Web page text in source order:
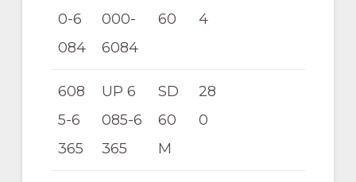
0-6
084
000-
6084
60
4
608
5-6
365
UP 6
085-6
365
SD
60
M
28
0